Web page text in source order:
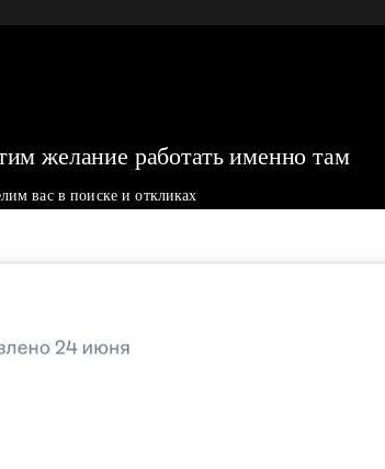
желание работать именно там
вас в поиске и откликах